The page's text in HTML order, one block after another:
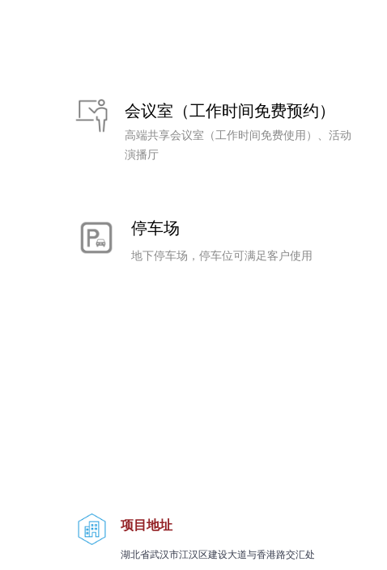
项目地址
湖北省武汉市江汉区建设大道与香港路交汇处
会议室（工作时间免费预约）
高端共享会议室（工作时间免费使用）、活动
演播厅
停车场
地下停车场，停车位可满足客户使用